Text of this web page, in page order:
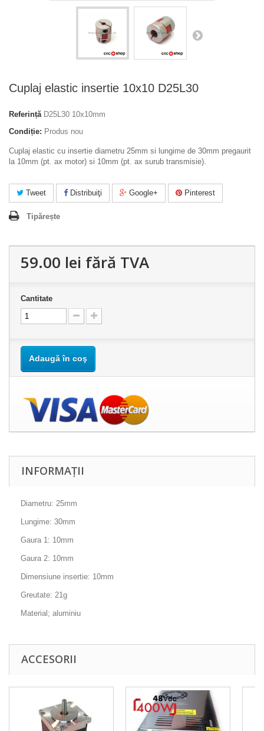
Cuplaj elastic insertie 10x10 D25L30
Referință D25L30 10x10mm
Condiție: Produs nou
Cuplaj elastic cu insertie diametru 25mm si lungime de 30mm pregaurit
la 10mm (pt. ax motor) si 10mm (pt. ax surub transmisie).
Tweet Distribuiţi Google+ Pinterest
Tipărește
59.00 lei fără TVA
Cantitate
Adaugă în coş
INFORMAȚII
Diametru: 25mm
Lungime: 30mm
Gaura 1: 10mm
Gaura 2: 10mm
Dimensiune insertie: 10mm
Greutate: 21g
Material; aluminiu
ACCESORII